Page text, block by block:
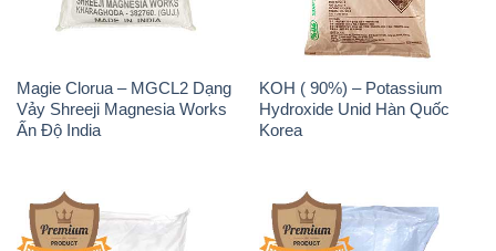
Magie Clorua – MGCL2 Dạng
Vảy Shreeji Magnesia Works
Ấn Độ India
KOH ( 90%) – Potassium
Hydroxide Unid Hàn Quốc
Korea